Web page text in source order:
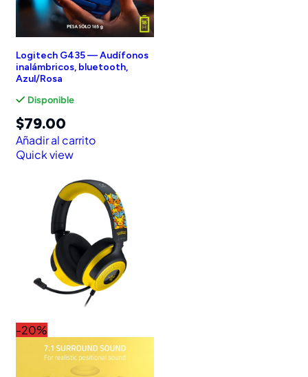
Logitech G435 — Audífonos
inalámbricos, bluetooth,
Azul/Rosa
Disponible
$79.00
Añadir al carrito
Quick view
-20%